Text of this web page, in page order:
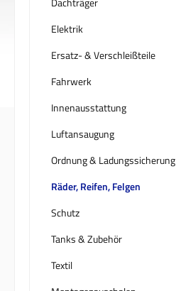
Elektrik
Ersatz- & Verschleißteile
Fahrwerk
Innenausstattung
Luftansaugung
Ordnung & Ladungssicherung
Räder, Reifen, Felgen
Schutz
Tanks & Zubehör
Textil